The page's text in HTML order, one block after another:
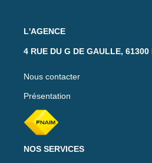
L'AGENCE
4 RUE DU G DE GAULLE,
Nous contacter
Présentation
NOS SERVICES